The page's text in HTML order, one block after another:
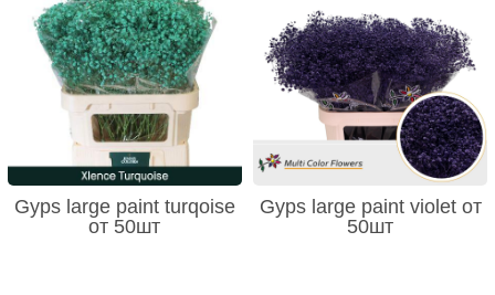
Gyps large paint turqoise
от 50шт
Gyps large paint violet от
50шт